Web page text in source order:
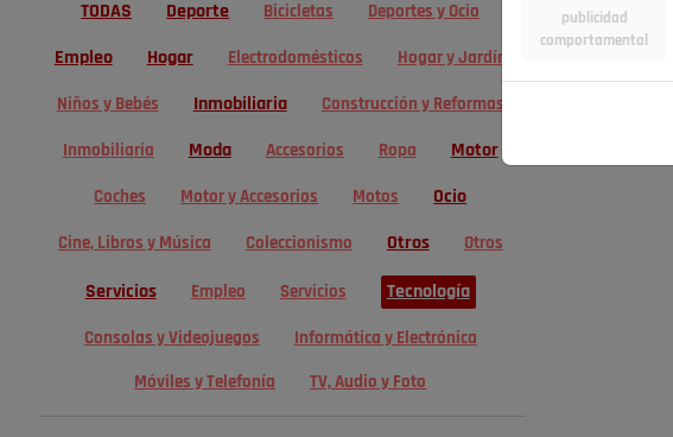
TODAS Deporte Bicicletas Deportes y Ocio
Empleo Hogar Electrodomésticos Hogar y Jardín
Niños y Bebés Inmobiliaria Construcción y Reformas
Inmobiliaria Moda Accesorios Ropa Motor
Coches Motor y Accesorios Motos Ocio
Cine, Libros y Música Coleccionismo Otros Otros
Servicios Empleo Servicios Tecnología
Consolas y Videojuegos Informática y Electrónica
Móviles y Telefonía TV, Audio y Foto
publicidad
comportamental